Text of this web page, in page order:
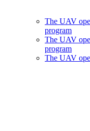
The UAV
program
The UAV
program
The UAV